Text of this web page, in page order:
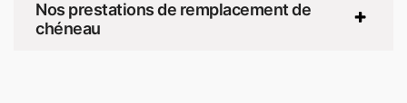
Nos prestations de remplacement de
chéneau